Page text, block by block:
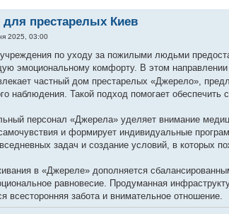
для престарелых Киев
2025, 03:00
по уходу за пожилыми людьми
эмоциональному комфорту. В этом
частный дом престарелых «Джерело»,
наблюдения. Такой подход помогает
персонал «Джерела» уделяет внимание
и формирует индивидуальные
задач и создание условий, в которых
в «Джереле» дополняется
равновесие. Продуманная
всесторонняя забота и внимательное отношение.